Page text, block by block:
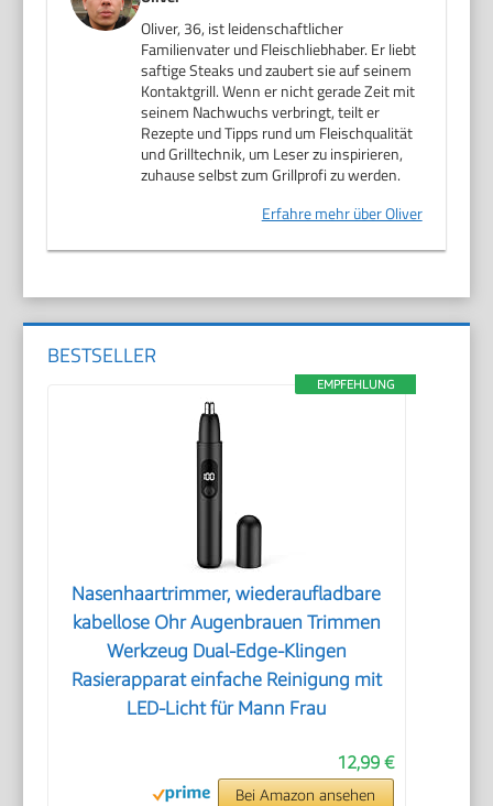
Oliver, 36, ist leidenschaftlicher
Familienvater und Fleischliebhaber. Er liebt
saftige Steaks und zaubert sie auf seinem
Kontaktgrill. Wenn er nicht gerade Zeit mit
seinem Nachwuchs verbringt, teilt er
Rezepte und Tipps rund um Fleischqualität
und Grilltechnik, um Leser zu inspirieren,
zuhause selbst zum Grillprofi zu werden.
Erfahre mehr über Oliver
BESTSELLER
EMPFEHLUNG
Nasenhaartrimmer, wiederaufladbare
kabellose Ohr Augenbrauen Trimmen
Werkzeug Dual-Edge-Klingen
Rasierapparat einfache Reinigung mit
LED-Licht für Mann Frau
12,99 €
Bei Amazon ansehen